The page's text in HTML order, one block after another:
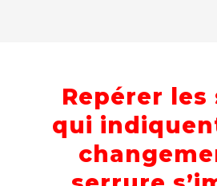
Repérer les
qui